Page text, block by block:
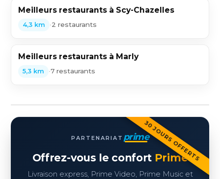
Meilleurs restaurants à Scy-Chazelles
4,3 km •2 restaurants
Meilleurs restaurants à Marly
5,3 km •7 restaurants
30 JOURS OFFERTS
PARTENARIAT prime
Offrez-vous le confort Prime
Livraison express, Prime Video, Prime Music et